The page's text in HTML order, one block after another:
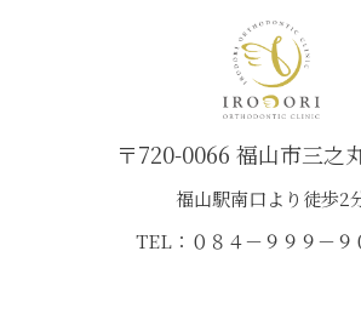
〒720-0066 福山市三之
福山駅南口より徒歩2
TEL：０８４－９９９－９